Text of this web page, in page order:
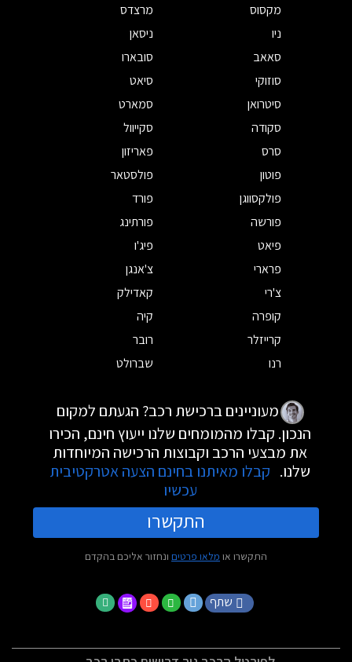
מקסוס
מרצדס
ניו
ניסאן
סאאב
סובארו
סוזוקי
סיאט
סיטרואן
סמארט
סקודה
סקייוול
סרס
פאריזון
פוטון
פולסטאר
פולקסווגן
פורד
פורשה
פורתינג
פיאט
פיג'ו
פרארי
צ'אנגן
צ'רי
קאדילק
קופרה
קיה
קרייזלר
רובר
רנו
שברולט
מעוניינים ברכישת רכב? הגעתם למקום
הנכון. קבלו מהמומחים שלנו ייעוץ חינם, הכירו
את מבצעי הרכב וקבוצות הרכישה המיוחדות
שלנו. קבלו מאיתנו בחינם הצעה אטרקטיבית
עכשיו
התקשרו
התקשרו או מלאו פרטים ונחזור אליכם בהקדם
שתף